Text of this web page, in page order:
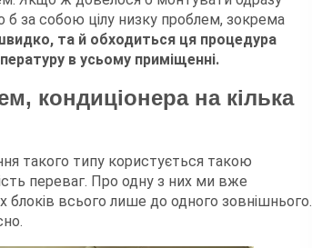
б за собою цілу низку проблем, зокрема
та й обходиться ця процедура
в усьому приміщенні.
кондиціонера на кілька
такого типу користується такою
переваг. Про одну з них ми вже
всього лише до одного зовнішнього.